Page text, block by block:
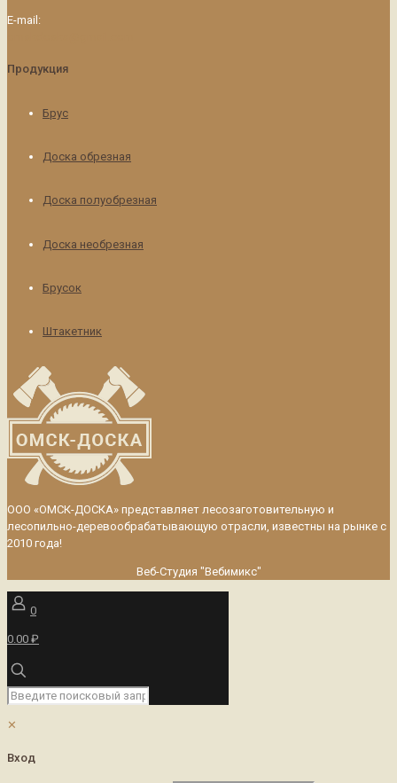
E-mail:
Продукция
Брус
Доска обрезная
Доска полуобрезная
Доска необрезная
Брусок
Штакетник
ООО «ОМСК-ДОСКА» представляет лесозаготовительную и
лесопильно-деревообрабатывающую отрасли, известны на рынке с
2010 года!
Веб-Студия "Вебимикс"
0
0.00 ₽
✕
Вход